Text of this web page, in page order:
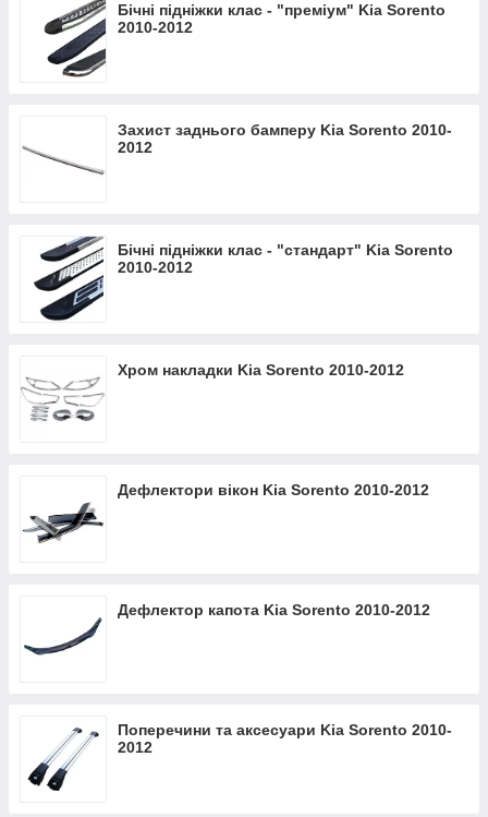
Бічні підніжки клас - "преміум" Kia Sorento
2010-2012
Захист заднього бамперу Kia Sorento 2010-
2012
Бічні підніжки клас - "стандарт" Kia Sorento
2010-2012
Хром накладки Kia Sorento 2010-2012
Дефлектори вікон Kia Sorento 2010-2012
Дефлектор капота Kia Sorento 2010-2012
Поперечини та аксесуари Kia Sorento 2010-
2012